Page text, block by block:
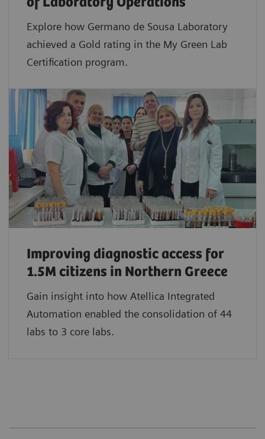
Explore how Germano de Sousa Laboratory
achieved a Gold rating in the My Green Lab
Certification program.
Improving diagnostic access for
1.5M citizens in Northern Greece
Gain insight into how Atellica Integrated
Automation enabled the consolidation of 44
labs to 3 core labs.